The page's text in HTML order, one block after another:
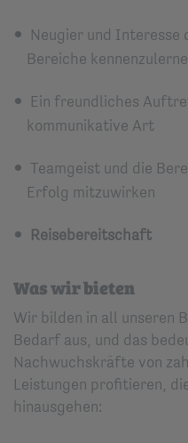
Neugier und Interesse
Bereiche
Ein freundliches
kommunikative Art
Teamgeist und die
Erfolg mitzuwirken
Reisebereitschaft
Was wir bieten
Wir bilden in all unseren
Bedarf aus, und das
Nachwuchskräfte von
Leistungen profitieren,
hinausgehen: